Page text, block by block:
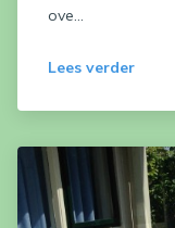
ove...
Lees verder